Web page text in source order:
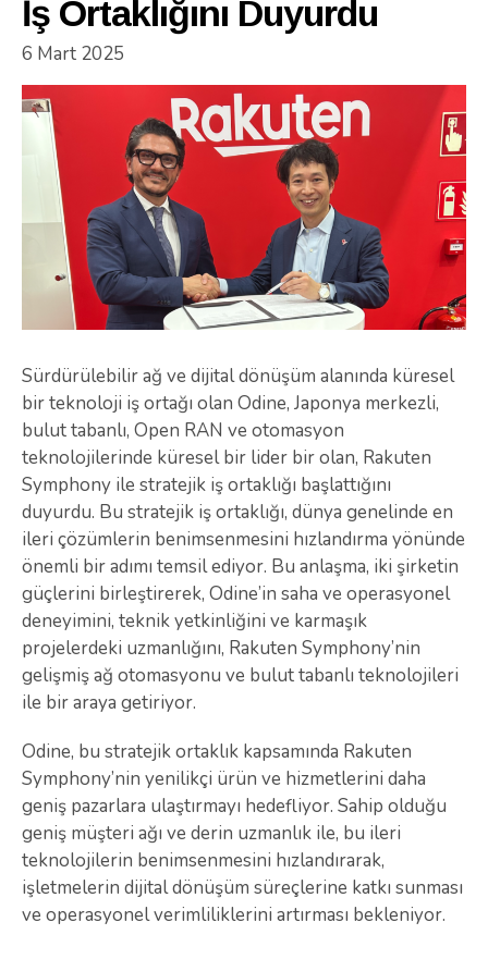
İş Ortaklığını Duyurdu
6 Mart 2025
Sürdürülebilir ağ ve dijital dönüşüm alanında küresel
bir teknoloji iş ortağı olan Odine, Japonya merkezli,
bulut tabanlı, Open RAN ve otomasyon
teknolojilerinde küresel bir lider bir olan, Rakuten
Symphony ile stratejik iş ortaklığı başlattığını
duyurdu. Bu stratejik iş ortaklığı, dünya genelinde en
ileri çözümlerin benimsenmesini hızlandırma yönünde
önemli bir adımı temsil ediyor. Bu anlaşma, iki şirketin
güçlerini birleştirerek, Odine’in saha ve operasyonel
deneyimini, teknik yetkinliğini ve karmaşık
projelerdeki uzmanlığını, Rakuten Symphony’nin
gelişmiş ağ otomasyonu ve bulut tabanlı teknolojileri
ile bir araya getiriyor.
Odine, bu stratejik ortaklık kapsamında Rakuten
Symphony’nin yenilikçi ürün ve hizmetlerini daha
geniş pazarlara ulaştırmayı hedefliyor. Sahip olduğu
geniş müşteri ağı ve derin uzmanlık ile, bu ileri
teknolojilerin benimsenmesini hızlandırarak,
işletmelerin dijital dönüşüm süreçlerine katkı sunması
ve operasyonel verimliliklerini artırması bekleniyor.